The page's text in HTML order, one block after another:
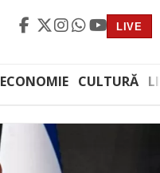
LIVE
ECONOMIE CULTURĂ